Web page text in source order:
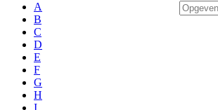
A
B
C
D
E
F
G
H
I